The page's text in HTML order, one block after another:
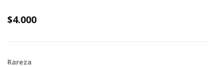
$4.000
Rareza